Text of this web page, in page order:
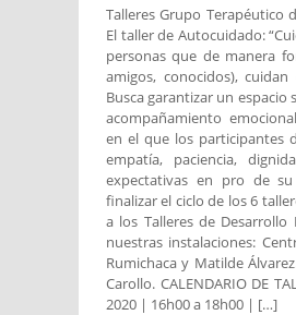
Talleres Grupo Terapéutico
El taller de Autocuidado:
personas que de manera
amigos, conocidos),
Busca garantizar un
acompañamiento
en el que los participantes
empatía, paciencia,
expectativas en pro de
finalizar el ciclo de los 6
a los Talleres de
nuestras instalaciones:
Rumichaca y Matilde
Carollo. CALENDARIO DE
2020 | 16h00 a 18h00 | […]